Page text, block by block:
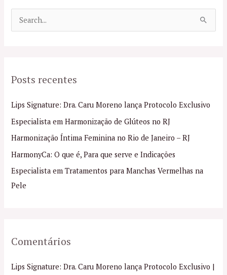
u
s
a
r
p
o
r
Posts recentes
Lips Signature: Dra. Caru Moreno lança Protocolo Exclusivo
Especialista em Harmonização de Glúteos no RJ
Harmonização Íntima Feminina no Rio de Janeiro – RJ
HarmonyCa: O que é, Para que serve e Indicações
Especialista em Tratamentos para Manchas Vermelhas na
Pele
Comentários
Lips Signature: Dra. Caru Moreno lança Protocolo Exclusivo |